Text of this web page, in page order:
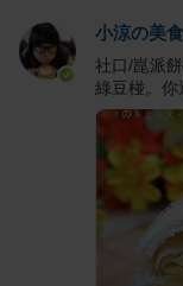
小涼の美
社口/崑派
綠豆椪。你